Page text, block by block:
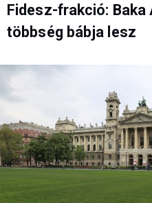
Fidesz-frakció:
többség bábja lesz